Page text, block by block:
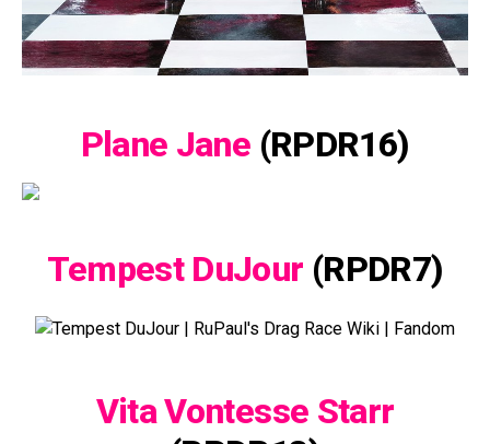
Plane Jane (RPDR16)
Tempest DuJour (RPDR7)
Vita Vontesse Starr